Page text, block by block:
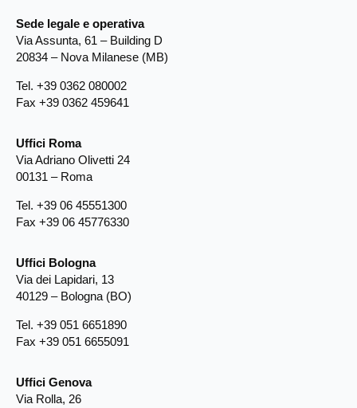
Sede legale e operativa
Via Assunta, 61 – Building D
20834 – Nova Milanese (MB)
Tel. +39 0362 080002
Fax +39 0362 459641
Uffici Roma
Via Adriano Olivetti 24
00131 – Roma
Tel. +39 06 45551300
Fax +39 06 45776330
Uffici Bologna
Via dei Lapidari, 13
40129 – Bologna (BO)
Tel. +39 051 6651890
Fax +39 051 6655091
Uffici Genova
Via Rolla, 26